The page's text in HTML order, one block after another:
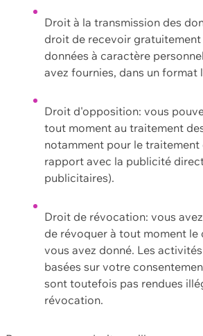
Droit à la transmission des
droit de recevoir
données à caractère
avez fournies, dans un format
Droit d'opposition: vous
tout moment au traitement
notamment pour le traitement
rapport avec la publicité
publicitaires).
Droit de révocation: vous
de révoquer à tout moment le
vous avez donné. Les
basées sur votre
sont toutefois pas rendues
révocation.